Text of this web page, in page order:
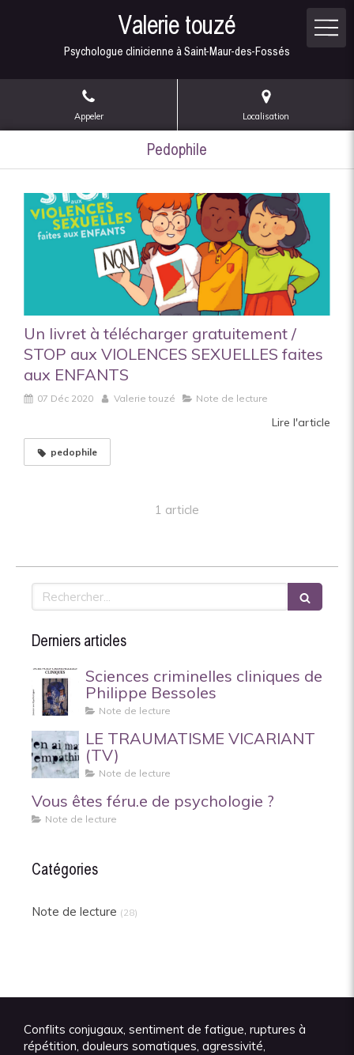
Valerie touzé
Psychologue clinicienne à Saint-Maur-des-Fossés
Appeler Localisation
Pedophile
Un livret à télécharger gratuitement /
STOP aux VIOLENCES SEXUELLES faites
aux ENFANTS
07 Déc 2020 Valerie touzé Note de lecture
Lire l'article
pedophile
1 article
Rechercher
Derniers articles
Sciences criminelles cliniques de
Philippe Bessoles
Note de lecture
LE TRAUMATISME VICARIANT
(TV)
Note de lecture
Vous êtes féru.e de psychologie ?
Note de lecture
Catégories
Note de lecture (28)
Conflits conjugaux, sentiment de fatigue, ruptures à
répétition, douleurs somatiques, agressivité,